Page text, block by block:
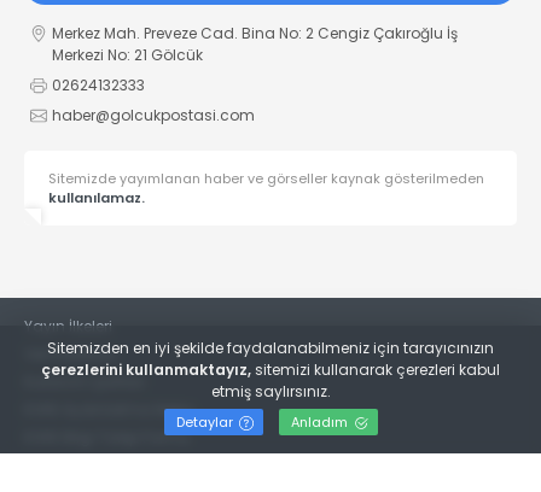
Merkez Mah. Preveze Cad. Bina No: 2 Cengiz Çakıroğlu İş
Merkezi No: 21 Gölcük
02624132333
haber@golcukpostasi.com
Sitemizde yayımlanan haber ve görseller kaynak gösterilmeden
kullanılamaz.
Yayın İlkeleri
Veri Politikası
Kullanım Şartları
KVKK Aydınlatma Metni
KVKK Bilgi Talep Formu
Sitemizden en iyi şekilde faydalanabilmeniz için tarayıcınızın
çerezlerini kullanmaktayız, sitemizi kullanarak çerezleri kabul
etmiş saylırsınız.
Detaylar Anladım